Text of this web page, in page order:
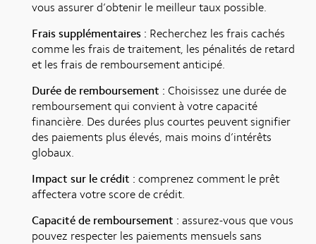
vous assurer d’obtenir le meilleur taux possible.
Frais supplémentaires : Recherchez les frais cachés
comme les frais de traitement, les pénalités de retard
et les frais de remboursement anticipé.
Durée de remboursement : Choisissez une durée de
remboursement qui convient à votre capacité
financière. Des durées plus courtes peuvent signifier
des paiements plus élevés, mais moins d’intérêts
globaux.
Impact sur le crédit : comprenez comment le prêt
affectera votre score de crédit.
Capacité de remboursement : assurez-vous que vous
pouvez respecter les paiements mensuels sans